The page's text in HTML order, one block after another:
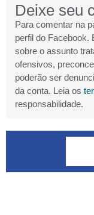
Deixe seu
Para comentar na
perfil do Facebook.
sobre o assunto
ofensivos,
poderão ser
da conta. Leia os
responsabilidade.